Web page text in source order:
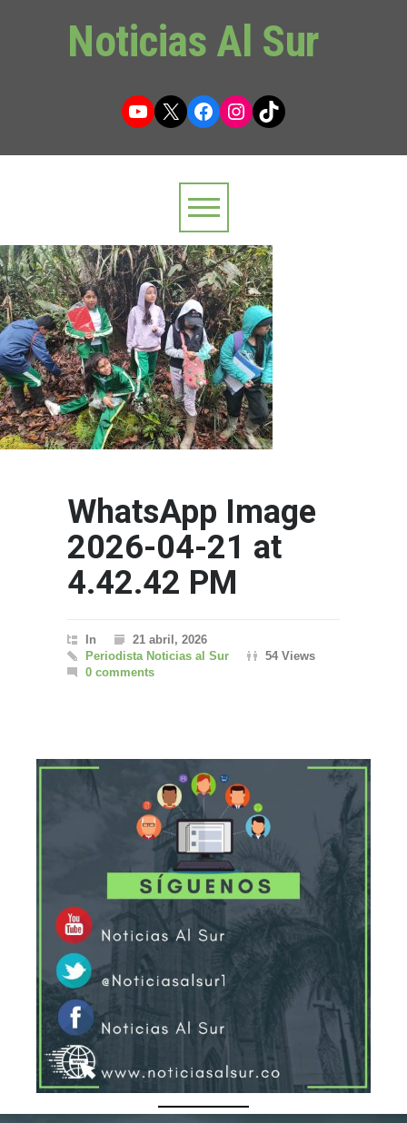
Noticias Al Sur
YouTube
X Facebook
Instagram
TikTok
WhatsApp Image
2026-04-21 at
4.42.42 PM
In
21 abril, 2026
Periodista Noticias al Sur
54 Views
0 comments